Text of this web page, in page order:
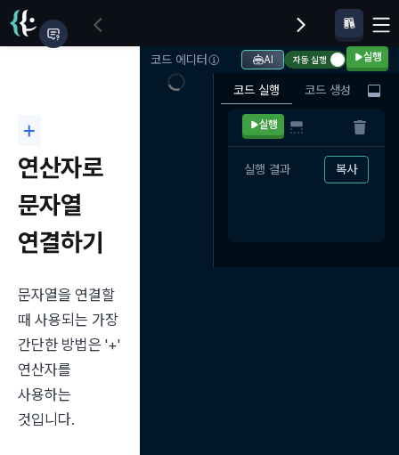
+
연산자로
문자열
연결하기
문자열을 연결할
때 사용되는 가장
간단한 방법은 '+'
연산자를
사용하는
것입니다.
코드 에디터 AI 자동 실행 실행
코드 실행 코드 생성
실행
실행 결과 복사